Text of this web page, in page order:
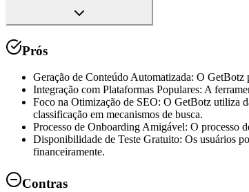
Prós
Geração de Conteúdo Automatizada: O GetBotz
Integração com Plataformas Populares: A
Foco na Otimização de SEO: O GetBotz utiliza
classificação em mecanismos de busca.
Processo de Onboarding Amigável: O processo
Disponibilidade de Teste Gratuito: Os usuários
financeiramente.
Contras